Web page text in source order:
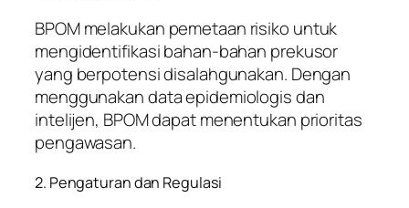
BPOM melakukan pemetaan risiko untuk
mengidentifikasi bahan-bahan prekusor
yang berpotensi disalahgunakan. Dengan
menggunakan data epidemiologis dan
intelijen, BPOM dapat menentukan prioritas
pengawasan.
2. Pengaturan dan Regulasi